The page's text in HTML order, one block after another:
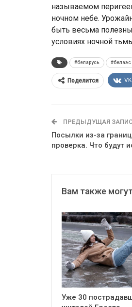
называемом
ночном небе.
быть весьма
условиях ночной
#беларусь #белаэс
Поделится VK
ПРЕДЫДУЩАЯ
Посылки из-за
проверка. Что будут
Вам также
Уже 30